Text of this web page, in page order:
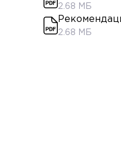
2.68 МБ
2.68 МБ